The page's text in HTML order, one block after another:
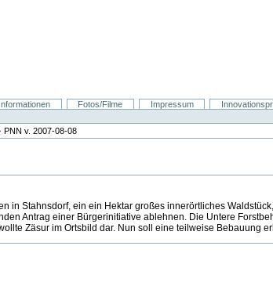
Informationen Fotos/Filme Impressum
PNN v. 2007-08-08
in Stahnsdorf, ein ein Hektar großes innerörtliches
Antrag einer Bürgerinitiative ablehnen. Die Untere
Zäsur im Ortsbild dar. Nun soll eine teilweise Bebauung